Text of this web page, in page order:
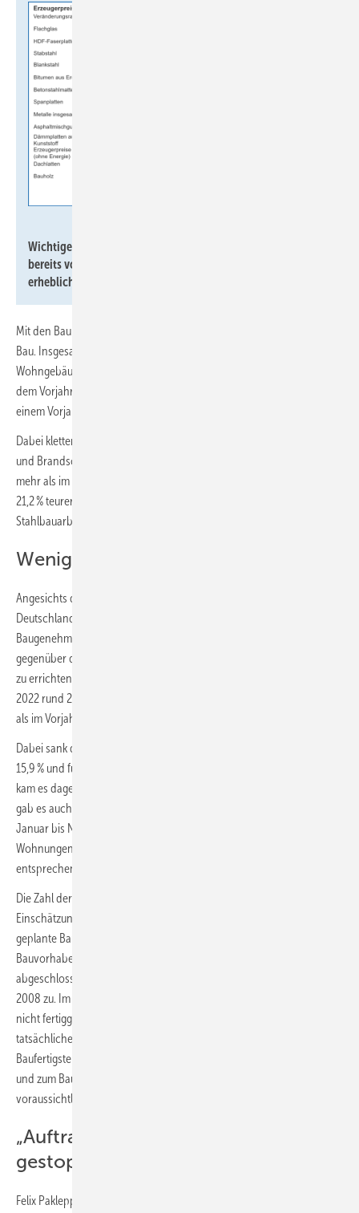
Wichtige Baustoffe haben sich im Jahr 2022 gegenüber dem
bereits von starken Preissteigerungen geprägten Vorjahr
erheblich verteuert.
Mit den Baumaterialpreisen stiegen auch die Preise für Arbeiten am
Bau. Insgesamt verteuerten sich die Preise für den Neubau von
Wohngebäuden im Jahresdurchschnitt 2022 um 16,4 % gegenüber
dem Vorjahr. Das ist die höchste gemessene Veränderung gegenüber
einem Vorjahr seit Beginn der Erhebung im Jahr 1958.
Dabei kletterten die Preise in nahezu allen Bereichen kräftig. Dämm-
und Brandschutzarbeiten an technischen Anlagen kosteten 27,2 %
mehr als im Jahresdurchschnitt 2021, Verglasungsarbeiten waren
21,2 % teurer als ein Jahr zuvor, Metallbauarbeiten 20,7 % und
Stahlbauarbeiten 19,8 %.
Weniger Neubauten genehmigt
Angesichts der steigenden Preise stockt der Wohnungsbau in
Deutschland. Von Januar bis November 2022 sank die Zahl der
Baugenehmigungen von neuen Wohn- und Nichtwohngebäuden
gegenüber dem Vorjahreszeitraum um 5,7 % auf rund 322 000. In neu
zu errichtenden Wohngebäuden wurden von Januar bis November
2022 rund 276 000 Wohnungen genehmigt. Das waren 5,8 % weniger
als im Vorjahreszeitraum.
Dabei sank die Zahl der Baugenehmigungen für Einfamilienhäuser um
15,9 % und für Zweifamilienhäuser um 10,1 %. Bei Mehrfamilienhäusern
kam es dagegen zu einer leichten Erhöhung um 1,2 %. Einen Rückgang
gab es auch bei bestehenden Wohngebäuden: Hier wurden von
Januar bis November 2022 Baumaßnahmen an rund 38 000
Wohnungen genehmigt und damit 1,7 % weniger als im
entsprechenden Vorjahreszeitraum.
Die Zahl der Baugenehmigungen ist ein wichtiger Frühindikator zur
Einschätzung der zukünftigen Bauaktivität, da Baugenehmigungen
geplante Bauvorhaben darstellen. Allerdings nimmt die Zahl der
Bauvorhaben, die noch nicht begonnen beziehungsweise noch nicht
abgeschlossen wurden (der sogenannte Bauüberhang), seit dem Jahr
2008 zu. Im Jahr 2021 lag der Überhang von genehmigten aber noch
nicht fertiggestellten Wohnungen bei rund 846 000 Wohnungen. Die
tatsächliche Entwicklung der Bautätigkeit wird in den
Baufertigstellungen dargestellt. Ergebnisse zu den Baufertigstellungen
und zum Bauüberhang im Jahr 2022 wird das Statistische Bundesamt
voraussichtlich im Mai 2023 veröffentlichen.
„Auftragsrückgänge müssen
gestoppt werden“
Felix Pakleppa, Hauptgeschäftsführer des Zentralverbands Deutsches